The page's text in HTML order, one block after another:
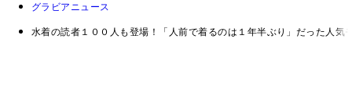
グラビアニュース
水着の読者１００人も登場！「人前で着るのは１年半ぶり」だった人